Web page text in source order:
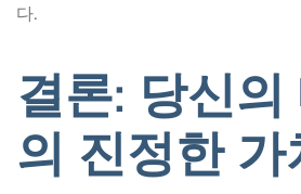
다.
결론: 당신의
의 진정한 가